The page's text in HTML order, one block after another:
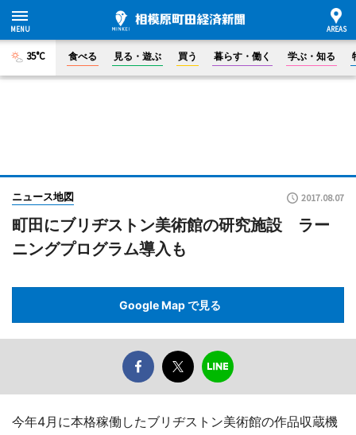
35°C 食べる 見る・遊ぶ 買う 暮らす・働く 学ぶ・知る
ニュース地図 2017.08.07
町田にブリヂストン美術館の研究施設 ラー
ニングプログラム導入も
Google Map で見る
今年4月に本格稼働したブリヂストン美術館の作品収蔵機